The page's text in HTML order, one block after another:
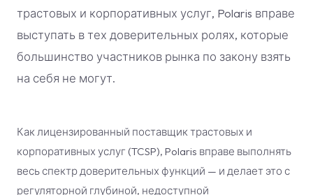
трастовых и корпоративных услуг, Polaris вправе
выступать в тех доверительных ролях, которые
большинство участников рынка по закону взять
на себя не могут.
Как лицензированный поставщик трастовых и
корпоративных услуг (TCSP), Polaris вправе выполнять
весь спектр доверительных функций — и делает это с
регуляторной глубиной, недоступной